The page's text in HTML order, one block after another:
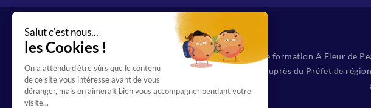
Organisme de formation A Fleur de
69 12544 69 auprès du Préfet de